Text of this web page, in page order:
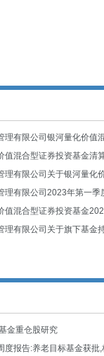
值混合型证券投资基金清
金重仓股研究